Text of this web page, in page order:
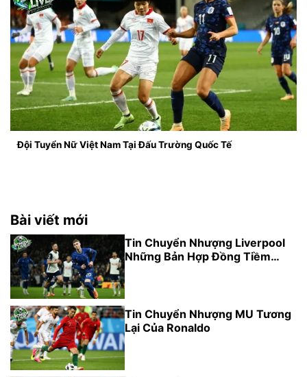
Đội Tuyển Nữ Việt Nam Tại Đấu Trường Quốc Tế
Bài viết mới
Tin Chuyển Nhượng Liverpool
Những Bản Hợp Đồng Tiềm
Tin Chuyển Nhượng MU Tương
Lại Của Ronaldo